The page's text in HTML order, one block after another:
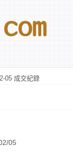
05 成交紀錄
05